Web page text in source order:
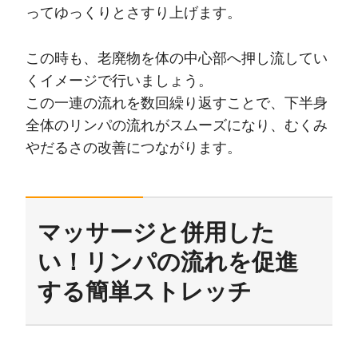
ってゆっくりとさすり上げます。
この時も、老廃物を体の中心部へ押し流してい
くイメージで行いましょう。
この一連の流れを数回繰り返すことで、下半身
全体のリンパの流れがスムーズになり、むくみ
やだるさの改善につながります。
マッサージと併用した
い！リンパの流れを促進
する簡単ストレッチ